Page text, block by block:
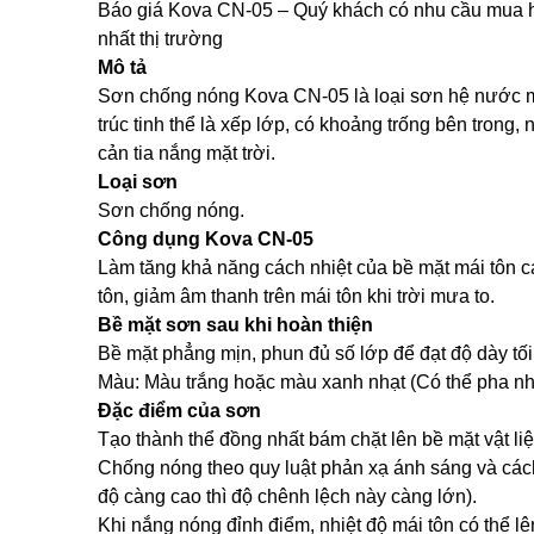
Báo giá Kova CN-05 – Quý khách có nhu cầu
nhất thị trường
Mô tả
Sơn chống nóng Kova CN-05 là loại sơn hệ nước
trúc tinh thể là xếp lớp, có khoảng trống bên trong,
cản tia nắng mặt trời.
Loại sơn
Sơn chống nóng.
Công dụng Kova CN-05
Làm tăng khả năng cách nhiệt của bề mặt mái
tôn, giảm âm thanh trên mái tôn khi trời mưa to.
Bề mặt sơn sau khi hoàn thiện
Bề mặt phẳng mịn, phun đủ số lớp để đạt độ dày
Màu: Màu trắng hoặc màu xanh nhạt (Có thể pha
Đặc điểm của sơn
Tạo thành thể đồng nhất bám chặt lên bề mặt vật
Chống nóng theo quy luật phản xạ ánh sáng và
độ càng cao thì độ chênh lệch này càng lớn).
Khi nắng nóng đỉnh điểm, nhiệt độ mái tôn có thể